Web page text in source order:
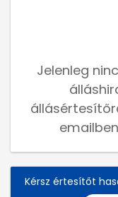
Jelenleg
Kérsz értesítőt